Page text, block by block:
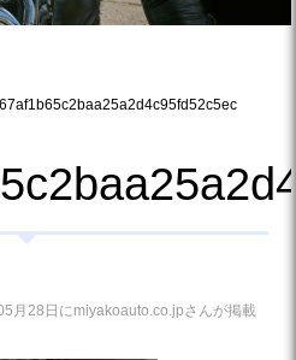
月28日にmiyakoauto.co.jpさんが掲載